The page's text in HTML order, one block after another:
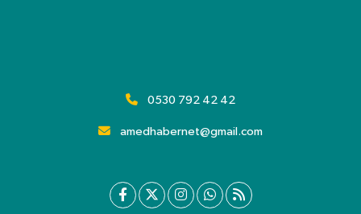
0530 792 42 42
amedhabernet@gmail.com